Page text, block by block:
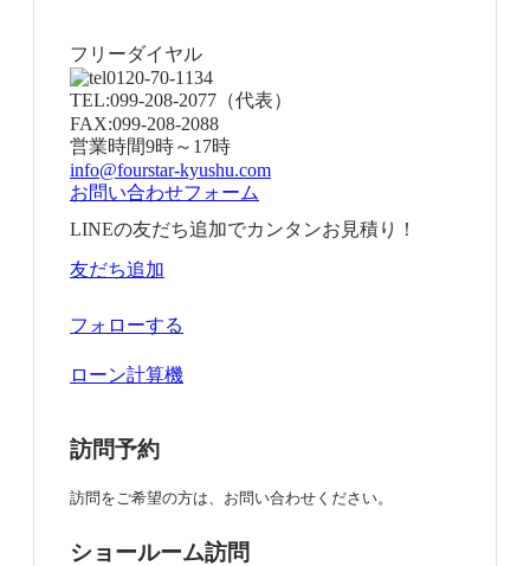
フリーダイヤル
0120-70-1134
TEL:099-208-2077 （代表）
FAX:099-208-2088
営業時間9時～17時
info@fourstar-kyushu.com
お問い合わせフォーム
LINEの友だち追加でカンタンお見積り！
友だち追加
フォローする
ローン計算機
訪問予約
訪問をご希望の方は、お問い合わせください。
ショールーム訪問